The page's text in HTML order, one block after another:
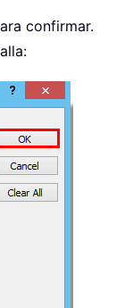
confirmar.